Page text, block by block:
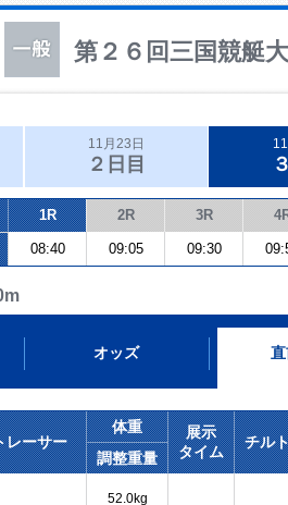
第２６回三国競艇
11月23日
２日目
1R 2R 3R
08:40 09:05 09:30
オッズ
レーサー
体重
展示
タイム
チル
調整重量
52.0kg